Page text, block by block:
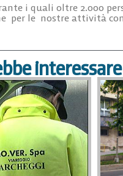
i quali oltre 2.000
per le nostre attività
interessare